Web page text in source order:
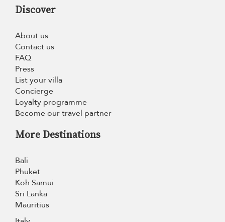
Discover
About us
Contact us
FAQ
Press
List your villa
Concierge
Loyalty programme
Become our travel partner
More Destinations
Bali
Phuket
Koh Samui
Sri Lanka
Mauritius